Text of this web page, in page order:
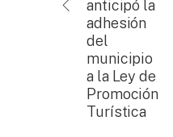
anticipó la
adhesión
del
municipio
a la Ley de
Promoción
Turística